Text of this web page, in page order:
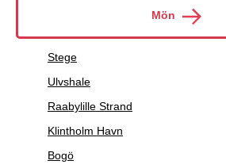
Mön
Stege
Ulvshale
Raabylille Strand
Klintholm Havn
Bogö